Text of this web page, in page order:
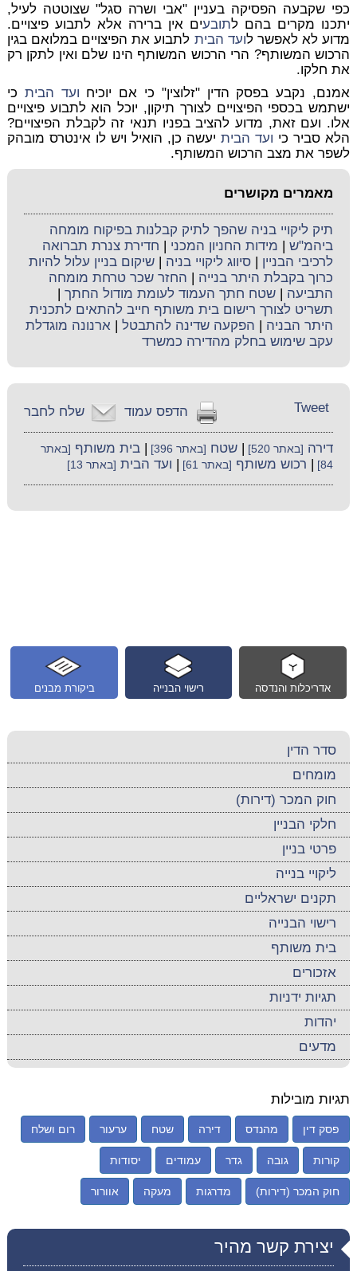
כפי שקבעה הפסיקה בעניין "אבי ושרה סגל" שצוטטה לעיל,
יתכנו מקרים בהם לתובעים אין ברירה אלא לתבוע פיצויים.
מדוע לא לאפשר לועד הבית לתבוע את הפיצויים במלואם בגין
הרכוש המשותף? הרי הרכוש המשותף הינו שלם ואין לתקן רק
את חלקו.
אמנם, נקבע בפסק הדין "זלוצין" כי אם יוכיח ועד הבית כי
ישתמש בכספי הפיצויים לצורך תיקון, יוכל הוא לתבוע פיצויים
אלו. ועם זאת, מדוע להציב בפניו תנאי זה לקבלת הפיצויים?
הלא סביר כי ועד הביתיעשה כן, הואיל ויש לו אינטרס מובהק
לשפר את מצב הרכוש המשותף.
מאמרים מקושרים
תיק ליקויי בניה שהפך לתיק קבלנות בפיקוח מומחה
ביהמ"ש
מידות החניון המכני
חדירת צנרת תברואה
לרכיבי הבניין |סיווג ליקויי בניה |שיקום בניין עלול להיות
כרוך בקבלת היתר בנייה
החזר שכר טרחת מומחה
התביעה |שטח חתך העמוד לעומת מודול החתך
תשריט לצורך רישום בית משותף חייב להתאים לתכנית
היתר הבניה
הפקעה שדינה להתבטל |ארנונה מוגדלת
עקב שימוש בחלק מהדירה כמשרד
שלח לחבר הדפס עמוד Tweet
דירה [באתר 520] |שטח [באתר 396] |בית משותף [באתר
84]
רכוש משותף [באתר 61] ועד הבית [באתר 13]
ביקורת מבנים רישוי הבנייה אדריכלות והנדסה
סדר הדין
מומחים
חוק המכר (דירות)
חלקי הבניין
פרטי בניין
ליקויי בנייה
תקנים ישראליים
רישוי הבנייה
בית משותף
אזכורים
תגיות ידניות
יהדות
מדעים
תגיות מובילות
פסק דין מהנדס דירה שטח ערעור רום ושלח
קורות גובה גדר עמודים יסודות
חוק המכר (דירות) מדרגות מעקה אוורור
יצירת קשר מהיר